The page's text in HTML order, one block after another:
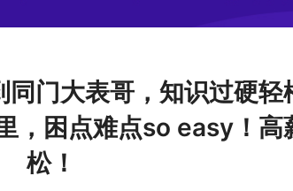
同门大表哥，知识过硬轻
，困点难点so easy！高
松！